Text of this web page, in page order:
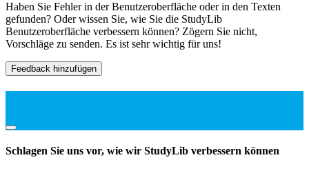
Haben Sie Fehler in der Benutzeroberfläche oder in den Texten
gefunden? Oder wissen Sie, wie Sie die StudyLib
Benutzeroberfläche verbessern können? Zögern Sie nicht,
Vorschläge zu senden. Es ist sehr wichtig für uns!
Feedback hinzufügen
Schlagen Sie uns vor, wie wir StudyLib verbessern können